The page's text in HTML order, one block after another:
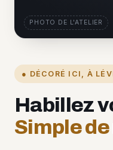
● DÉCORÉ ICI, À
Habillez
Simple
PHOTO DE L'ATELIER